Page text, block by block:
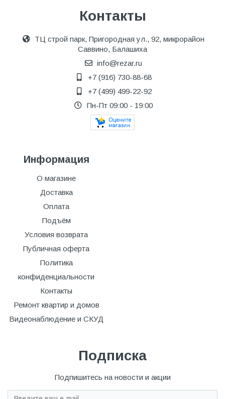
Контакты
ТЦ строй парк, Пригородная ул., 92, микрорайон
Саввино, Балашиха
info@rezar.ru
+7 (916) 730-88-68
+7 (499) 499-22-92
Пн-Пт 09:00 - 19:00
Информация
О магазине
Доставка
Оплата
Подъём
Условия возврата
Публичная оферта
Политика
конфиденциальности
Контакты
Ремонт квартир и домов
Видеонаблюдение и СКУД
Подписка
Подпишитесь на новости и акции